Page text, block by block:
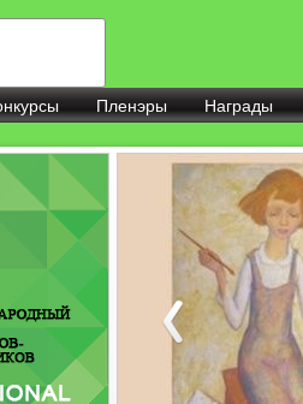
Пленэры Награды